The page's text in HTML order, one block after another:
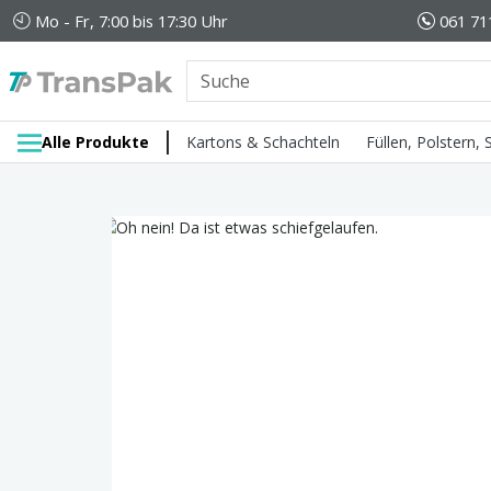
Mo - Fr, 7:00 bis 17:30 Uhr 061
Alle Produkte Kartons & Schachteln Füllen, Polstern,